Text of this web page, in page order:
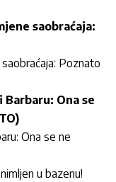
saobraćaja:
Poznato
Ona se
Ona se ne
u bazenu!